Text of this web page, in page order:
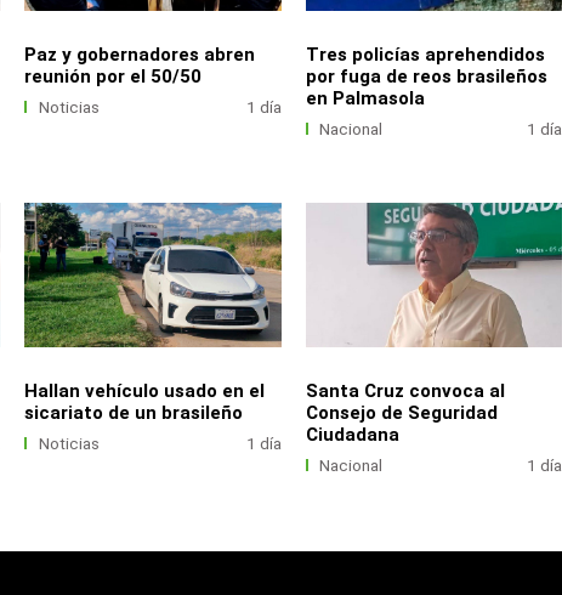
Paz y gobernadores abren
reunión por el 50/50
Noticias 1 día
Tres policías aprehendidos
por fuga de reos brasileños
en Palmasola
Nacional 1 día
Hallan vehículo usado en el
sicariato de un brasileño
Noticias 1 día
Santa Cruz convoca al
Consejo de Seguridad
Ciudadana
Nacional 1 día